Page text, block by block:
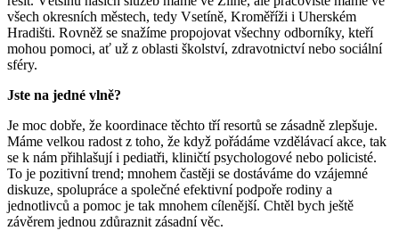
všech okresních městech, tedy Vsetíně, Kroměříži i Uherském
Hradišti. Rovněž se snažíme propojovat všechny odborníky, kteří
mohou pomoci, ať už z oblasti školství, zdravotnictví nebo sociální
sféry.
Jste na jedné vlně?
Je moc dobře, že koordinace těchto tří resortů se zásadně zlepšuje.
Máme velkou radost z toho, že když pořádáme vzdělávací akce, tak
se k nám přihlašují i pediatři, kliničtí psychologové nebo policisté.
To je pozitivní trend; mnohem častěji se dostáváme do vzájemné
diskuze, spolupráce a společné efektivní podpoře rodiny a
jednotlivců a pomoc je tak mnohem cílenější. Chtěl bych ještě
závěrem jednou zdůraznit zásadní věc.